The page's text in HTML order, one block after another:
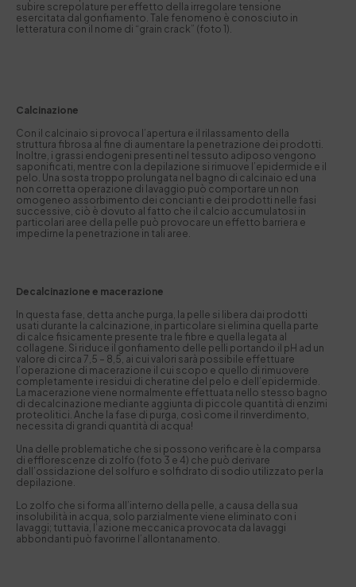
subire screpolature per effetto della irregolare tensione
esercitata dal gonfiamento. Tale fenomeno è conosciuto in
letteratura con il nome di “grain crack” (foto 1).
Calcinazione
Con il calcinaio si provoca l’apertura e il rilassamento della
struttura fibrosa al fine di aumentare la penetrazione dei prodotti.
Inoltre, i grassi endogeni presenti nel tessuto adiposo vengono
saponificati, mentre con la depilazione si rimuove l’epidermide e il
pelo. Una sosta troppo prolungata nel bagno di calcinaio ed una
non corretta operazione di lavaggio può comportare un non
omogeneo assorbimento dei concianti e dei prodotti nelle fasi
successive, ciò è dovuto al fatto che il calcio accumulatosi in
particolari aree della pelle può provocare un effetto barriera e
impedirne la penetrazione in tali aree.
Decalcinazione e macerazione
In questa fase, detta anche purga, la pelle si libera dai prodotti
usati durante la calcinazione, in particolare si elimina quella parte
di calce fisicamente presente tra le fibre e quella legata al
collagene. Si riduce il gonfiamento delle pelli portando il pH ad un
valore di circa 7,5 – 8,5, ai cui valori sarà possibile effettuare
l’operazione di macerazione il cui scopo e quello di rimuovere
completamente i residui di cheratine del pelo e dell’epidermide.
La macerazione viene normalmente effettuata nello stesso bagno
di decalcinazione mediante aggiunta di piccole quantità di enzimi
proteolitici. Anche la fase di purga, così come il rinverdimento,
necessita di grandi quantità di acqua!
Una delle problematiche che si possono verificare è la comparsa
di efflorescenze di zolfo (foto 3 e 4) che può derivare
dall’ossidazione del solfuro e solfidrato di sodio utilizzato per la
depilazione.
Lo zolfo che si forma all’interno della pelle, a causa della sua
insolubilità in acqua, solo parzialmente viene eliminato con i
lavaggi; tuttavia, l’azione meccanica provocata da lavaggi
abbondanti può favorirne l’allontanamento.